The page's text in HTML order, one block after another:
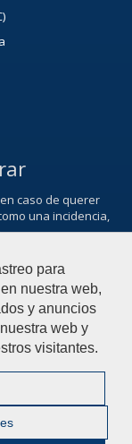
para
nuestra web,
y anuncios
web y
visitantes.
caso de querer
una incidencia,
de Derecho